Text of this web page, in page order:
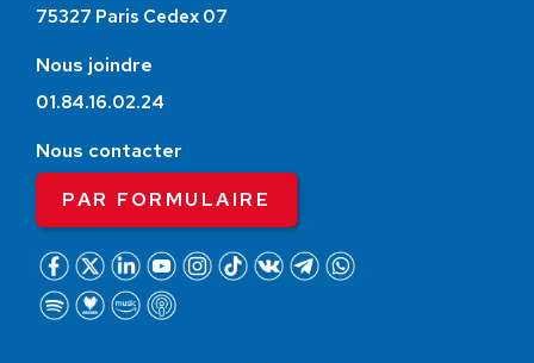
75327 Paris Cedex 07
Nous joindre
01.84.16.02.24
Nous contacter
PAR FORMULAIRE